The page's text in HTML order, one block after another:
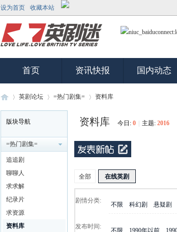
设为首页 收藏本站
首页 资讯快报 国内动态
»
英剧论坛 =热门剧集=
›
资料库
版块导航
=热门剧集=
追追剧
聊聊人
求求解
纪录片
求资源
资料库
资料库 今日: 0 主题: 2016
全部 在线英剧
剧情分类:
不限 科幻剧 悬疑剧
发布时间:
不限 1990年以前